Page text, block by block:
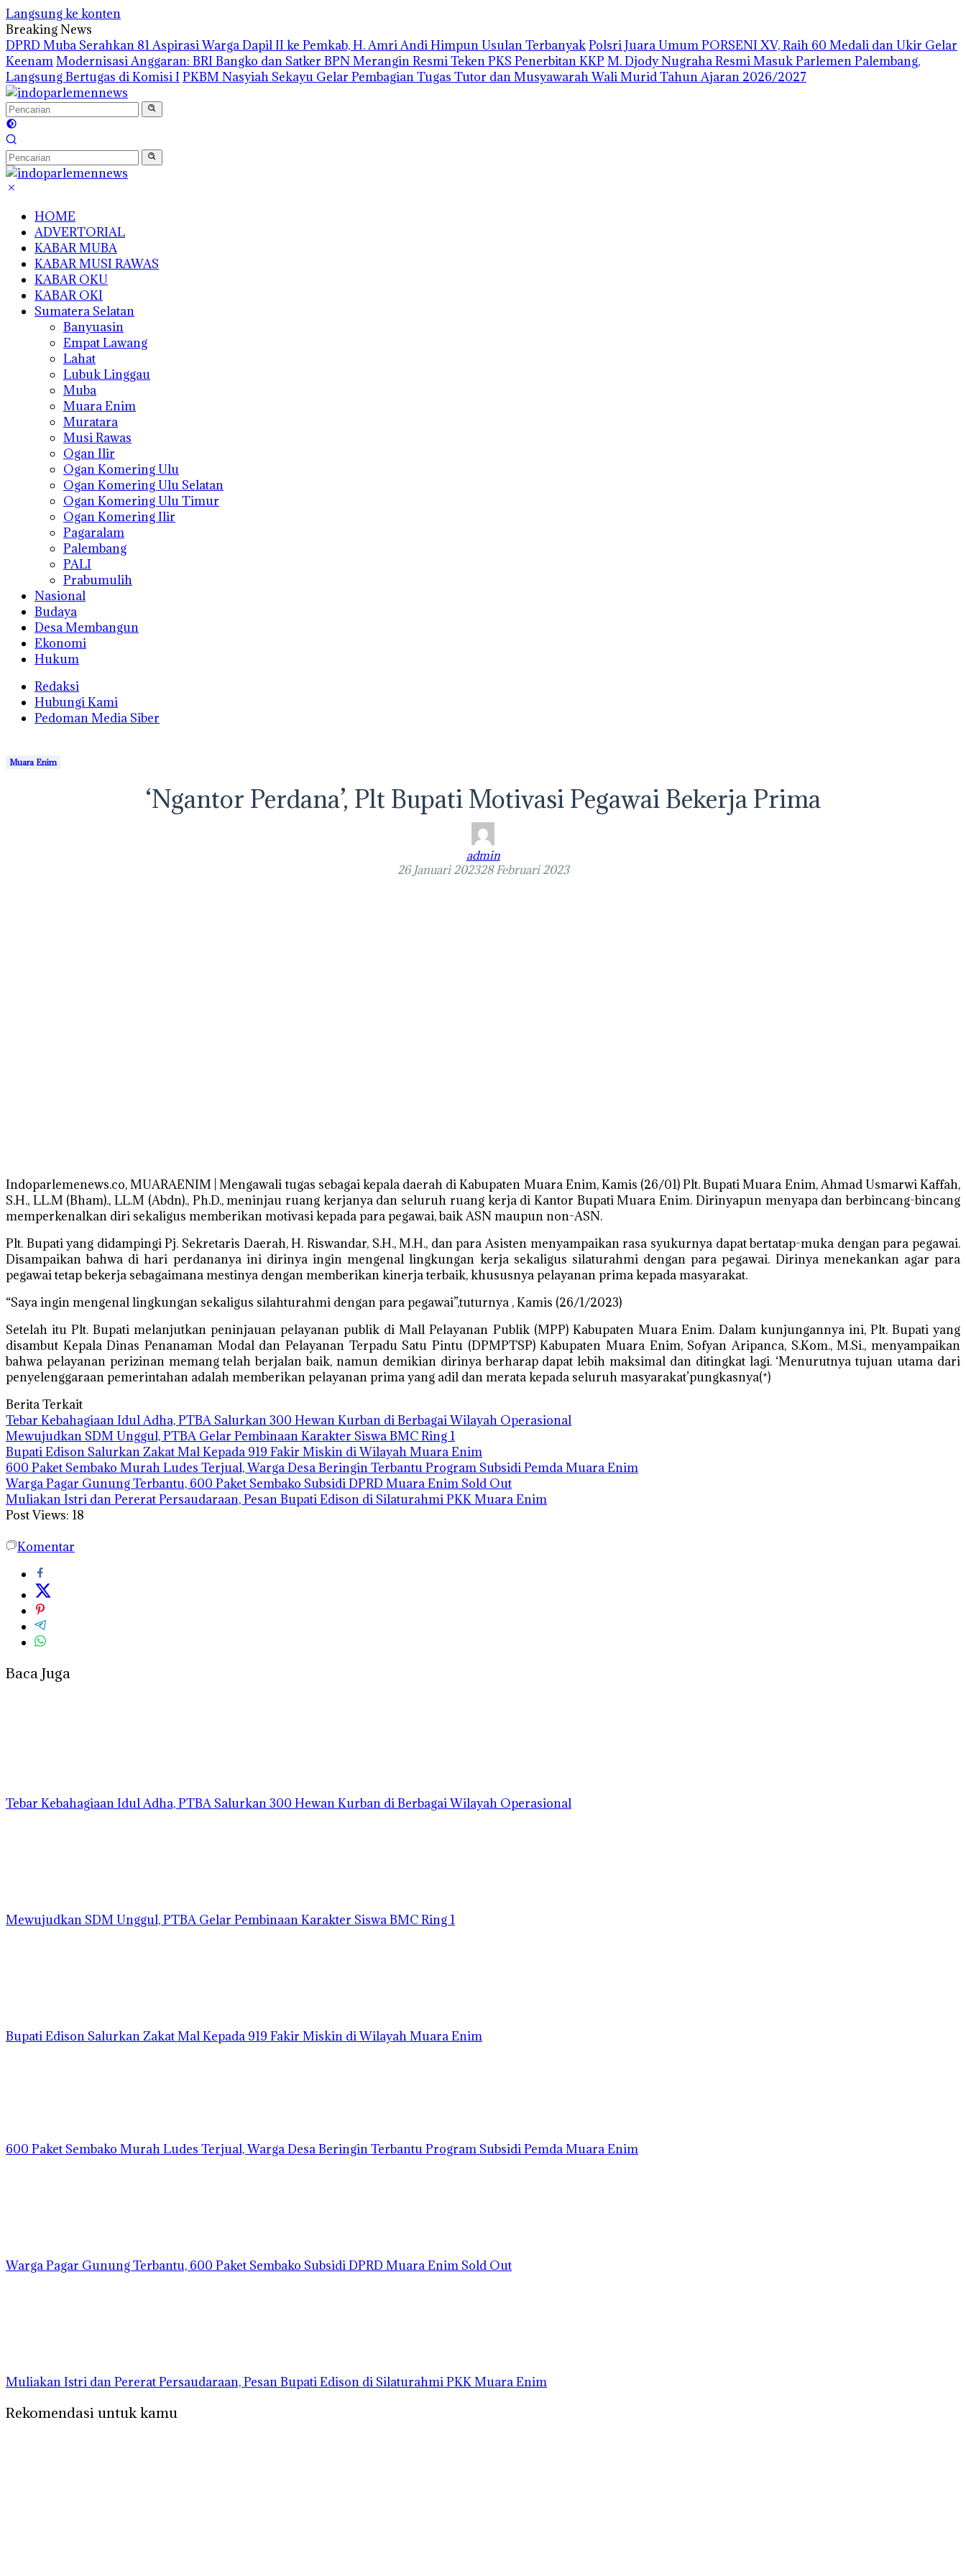
Langsung ke konten
Breaking News
DPRD Muba Serahkan 81 Aspirasi Warga Dapil II ke Pemkab, H. Amri Andi Himpun Usulan TerbanyakPolsri Juara Umum PORSENI XV, Raih 60 Medali dan Ukir Gelar
KeenamModernisasi Anggaran: BRI Bangko dan Satker BPN Merangin Resmi Teken PKS Penerbitan KKP M. Djody Nugraha Resmi Masuk Parlemen Palembang,
Langsung Bertugas di Komisi I PKBM Nasyiah Sekayu Gelar Pembagian Tugas Tutor dan Musyawarah Wali Murid Tahun Ajaran 2026/2027
HOME
ADVERTORIAL
KABAR MUBA
KABAR MUSI RAWAS
KABAR OKU
KABAR OKI
Sumatera Selatan
Banyuasin
Empat Lawang
Lahat
Lubuk Linggau
Muba
Muara Enim
Muratara
Musi Rawas
Ogan Ilir
Ogan Komering Ulu
Ogan Komering Ulu Selatan
Ogan Komering Ulu Timur
Ogan Komering Ilir
Pagaralam
Palembang
PALI
Prabumulih
Nasional
Budaya
Desa Membangun
Ekonomi
Hukum
Redaksi
Hubungi Kami
Pedoman Media Siber
Muara Enim
‘Ngantor Perdana’, Plt Bupati Motivasi Pegawai Bekerja Prima
admin
26 Januari 202328 Februari 2023
Indoparlemenews.co, MUARAENIM | Mengawali tugas sebagai kepala daerah di Kabupaten Muara Enim, Kamis (26/01) Plt. Bupati Muara Enim, Ahmad Usmarwi Kaffah,
S.H., LL.M (Bham)., LL.M (Abdn)., Ph.D., meninjau ruang kerjanya dan seluruh ruang kerja di Kantor Bupati Muara Enim. Dirinyapun menyapa dan berbincang-bincang
memperkenalkan diri sekaligus memberikan motivasi kepada para pegawai, baik ASN maupun non-ASN.
Plt. Bupati yang didampingi Pj. Sekretaris Daerah, H. Riswandar, S.H., M.H., dan para Asisten menyampaikan rasa syukurnya dapat bertatap-muka dengan para pegawai.
Disampaikan bahwa di hari perdananya ini dirinya ingin mengenal lingkungan kerja sekaligus silaturahmi dengan para pegawai. Dirinya menekankan agar para
pegawai tetap bekerja sebagaimana mestinya dengan memberikan kinerja terbaik, khususnya pelayanan prima kepada masyarakat.
“Saya ingin mengenal lingkungan sekaligus silahturahmi dengan para pegawai”,tuturnya , Kamis (26/1/2023)
Setelah itu Plt. Bupati melanjutkan peninjauan pelayanan publik di Mall Pelayanan Publik (MPP) Kabupaten Muara Enim. Dalam kunjungannya ini, Plt. Bupati yang
disambut Kepala Dinas Penanaman Modal dan Pelayanan Terpadu Satu Pintu (DPMPTSP) Kabupaten Muara Enim, Sofyan Aripanca, S.Kom., M.Si., menyampaikan
bahwa pelayanan perizinan memang telah berjalan baik, namun demikian dirinya berharap dapat lebih maksimal dan ditingkat lagi. ‘Menurutnya tujuan utama dari
penyelenggaraan pemerintahan adalah memberikan pelayanan prima yang adil dan merata kepada seluruh masyarakat’pungkasnya(*)
Berita Terkait
Tebar Kebahagiaan Idul Adha, PTBA Salurkan 300 Hewan Kurban di Berbagai Wilayah Operasional
Mewujudkan SDM Unggul, PTBA Gelar Pembinaan Karakter Siswa BMC Ring 1
Bupati Edison Salurkan Zakat Mal Kepada 919 Fakir Miskin di Wilayah Muara Enim
600 Paket Sembako Murah Ludes Terjual, Warga Desa Beringin Terbantu Program Subsidi Pemda Muara Enim
Warga Pagar Gunung Terbantu, 600 Paket Sembako Subsidi DPRD Muara Enim Sold Out
Muliakan Istri dan Pererat Persaudaraan, Pesan Bupati Edison di Silaturahmi PKK Muara Enim
Post Views: 18
Komentar
Baca Juga
Tebar Kebahagiaan Idul Adha, PTBA Salurkan 300 Hewan Kurban di Berbagai Wilayah Operasional
Mewujudkan SDM Unggul, PTBA Gelar Pembinaan Karakter Siswa BMC Ring 1
Bupati Edison Salurkan Zakat Mal Kepada 919 Fakir Miskin di Wilayah Muara Enim
600 Paket Sembako Murah Ludes Terjual, Warga Desa Beringin Terbantu Program Subsidi Pemda Muara Enim
Warga Pagar Gunung Terbantu, 600 Paket Sembako Subsidi DPRD Muara Enim Sold Out
Muliakan Istri dan Pererat Persaudaraan, Pesan Bupati Edison di Silaturahmi PKK Muara Enim
Rekomendasi untuk kamu